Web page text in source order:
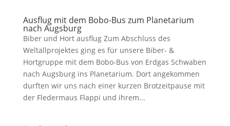
Ausflug mit dem Bobo-Bus zum Planetarium
nach Augsburg
Biber und Hort ausflug Zum Abschluss des
Weltallprojektes ging es für unsere Biber- &
Hortgruppe mit dem Bobo-Bus von Erdgas Schwaben
nach Augsburg ins Planetarium. Dort angekommen
durften wir uns nach einer kurzen Brotzeitpause mit
der Fledermaus Flappi und ihrem...